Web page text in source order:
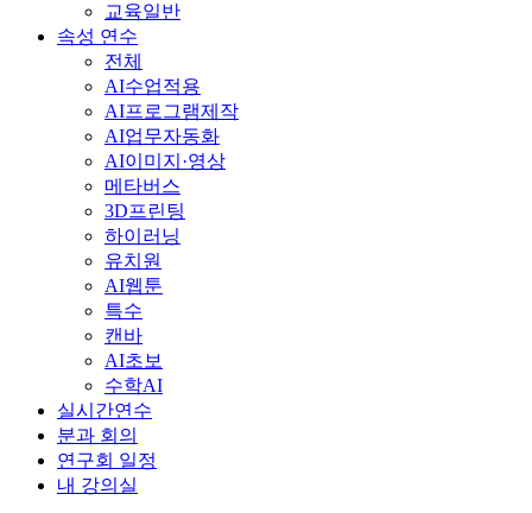
교육일반
속성 연수
전체
AI수업적용
AI프로그램제작
AI업무자동화
AI이미지·영상
메타버스
3D프린팅
하이러닝
유치원
AI웹툰
특수
캔바
AI초보
수학AI
실시간연수
분과 회의
연구회 일정
내 강의실